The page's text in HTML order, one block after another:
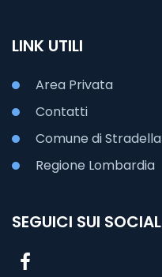
LINK UTILI
Area Privata
Contatti
Comune di Stradella
Regione Lombardia
SEGUICI SUI SOCIAL